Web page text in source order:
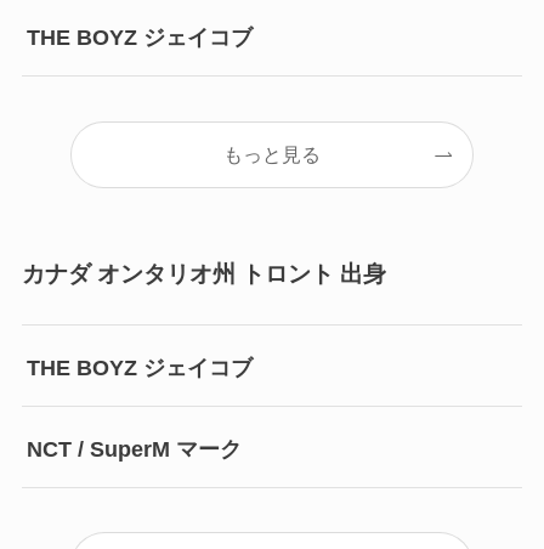
THE BOYZ ジェイコブ
もっと見る
カナダ オンタリオ州 トロント 出身
THE BOYZ ジェイコブ
NCT / SuperM マーク